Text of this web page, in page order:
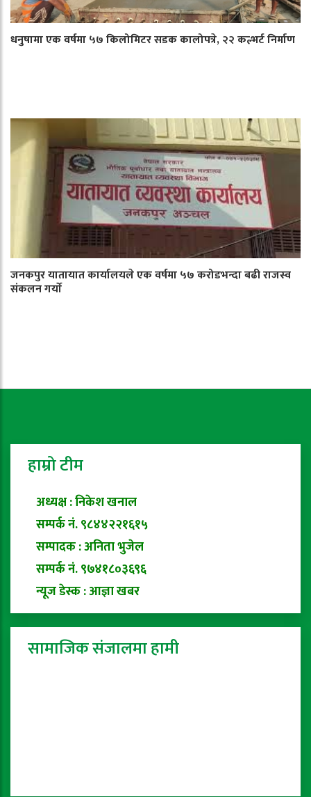
धनुषामा एक वर्षमा ५७ किलोमिटर सडक कालोपत्रे, २२ कल्भर्ट निर्माण
जनकपुर यातायात कार्यालयले एक वर्षमा ५७ करोडभन्दा बढी राजस्व
संकलन गर्याे
हाम्रो टीम
अध्यक्ष : निकेश खनाल
सम्पर्क नं. ९८४४२२१६१५
सम्पादक : अनिता भुजेल
सम्पर्क नं. ९७४१८०३६९६
न्यूज डेस्क : आज्ञा खबर
सामाजिक संजालमा हामी